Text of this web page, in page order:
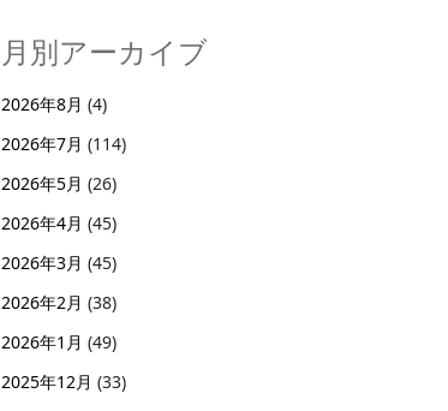
月別アーカイブ
2026年8月 (4)
2026年7月 (114)
2026年5月 (26)
2026年4月 (45)
2026年3月 (45)
2026年2月 (38)
2026年1月 (49)
2025年12月 (33)